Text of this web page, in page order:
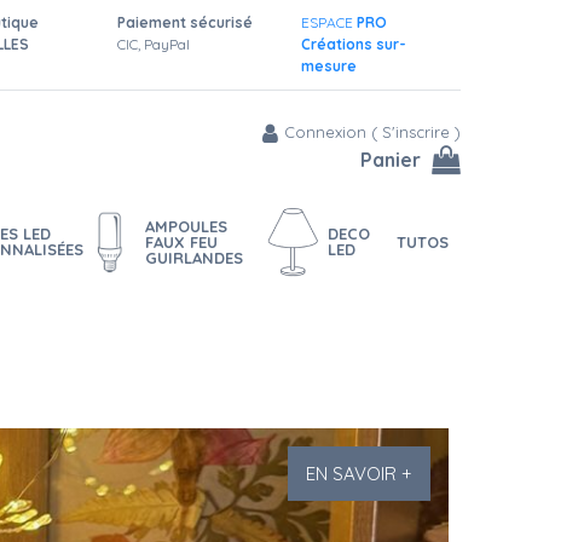
Paiement sécurisé
CIC, PayPal
ESPACE PRO
Créations sur-
mesure
Connexion ( S'inscrire )
Panier
LED
AMPOULES
FAUX FEU
GUIRLANDES
DECO
LED
TUTOS
EN SAVOIR +